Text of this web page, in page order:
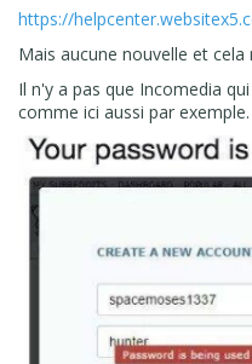
https://
Mais aucune nouvelle et
Il n'y a pas que Incomedia
comme ici aussi par exemple.